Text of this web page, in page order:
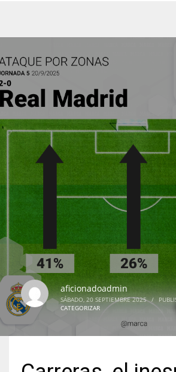
NYJ
aficionadoadmin
SÁBADO, 20 SEPTIEMBRE 2025 /
CATEGORIZAR